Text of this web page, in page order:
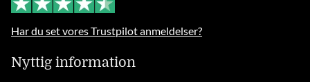
Har du set vores Trustpilot anmeldelser?
Nyttig information